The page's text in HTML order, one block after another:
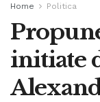
Home Politica
initiate